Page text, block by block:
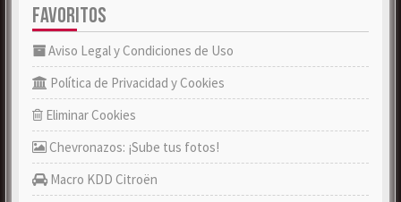
FAVORITOS
Aviso Legal y Condiciones de Uso
Política de Privacidad y Cookies
Eliminar Cookies
Chevronazos: ¡Sube tus fotos!
Macro KDD Citroën